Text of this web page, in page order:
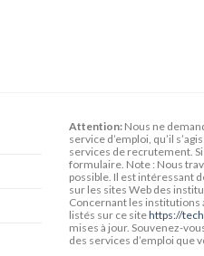
Attention: Nous ne
service d’emploi, qu’il
services de recrutement.
formulaire. Note : Nous
possible. Il est intéressant
sur les sites Web des
Concernant les institutions
listés sur ce sitehttps://
mises à jour. Souvenez-
des services d’emploi que